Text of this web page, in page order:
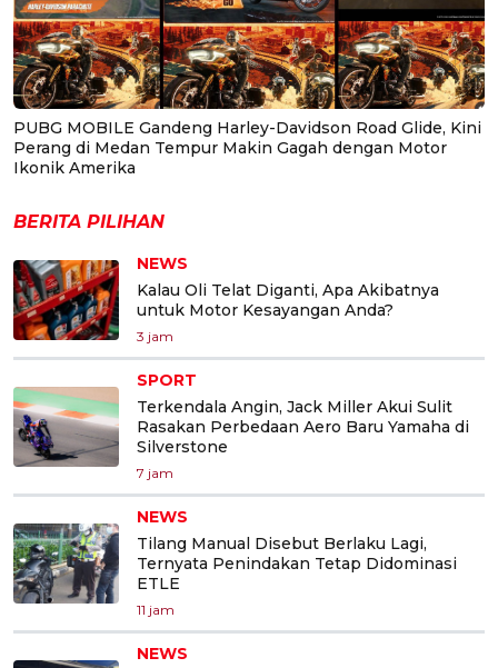
PUBG MOBILE Gandeng Harley-Davidson Road Glide, Kini
Perang di Medan Tempur Makin Gagah dengan Motor
Ikonik Amerika
BERITA PILIHAN
NEWS
Kalau Oli Telat Diganti, Apa Akibatnya
untuk Motor Kesayangan Anda?
3 jam
SPORT
Terkendala Angin, Jack Miller Akui Sulit
Rasakan Perbedaan Aero Baru Yamaha di
Silverstone
7 jam
NEWS
Tilang Manual Disebut Berlaku Lagi,
Ternyata Penindakan Tetap Didominasi
ETLE
11 jam
NEWS